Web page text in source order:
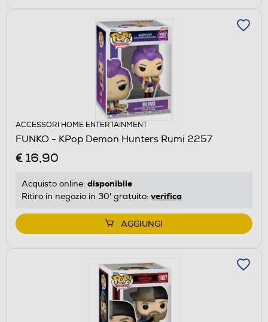
ACCESSORI HOME ENTERTAINMENT
FUNKO - KPop Demon Hunters Rumi 2257
€ 16,90
Acquisto online: disponibile
Ritiro in negozio in 30' gratuito: verifica
AGGIUNGI